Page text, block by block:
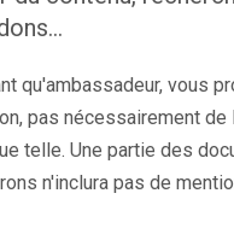
qu'ambassadeur, vous
pas nécessairement de
telle. Une partie des
n'inclura pas de